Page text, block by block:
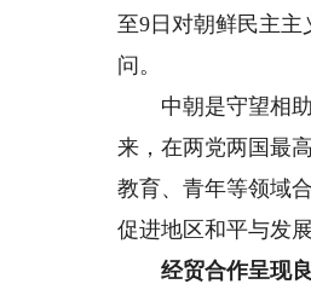
至9日对朝鲜民主
问。
中朝是守望相助
来，在两党两国最
教育、青年等领域
促进地区和平与发
经贸合作呈现